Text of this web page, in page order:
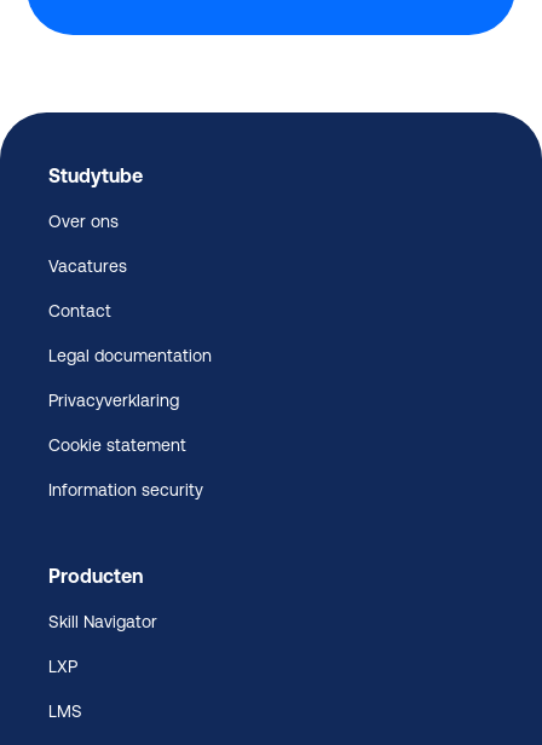
Studytube
Over ons
Vacatures
Contact
Legal documentation
Privacyverklaring
Cookie statement
Information security
Producten
Skill Navigator
LXP
LMS